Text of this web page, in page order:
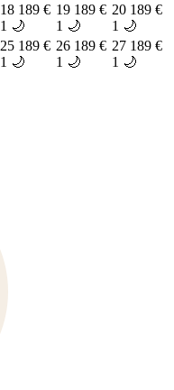
18 189 €
1 🌙
19 189 €
1 🌙
20 189 €
1 🌙
25 189 €
1 🌙
26 189 €
1 🌙
27 189 €
1 🌙